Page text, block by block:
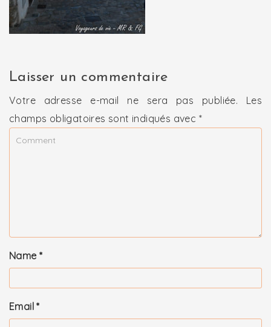
Laisser un commentaire
Votre adresse e-mail ne sera pas publiée.
Les
champs obligatoires sont indiqués avec *
Name *
Email*